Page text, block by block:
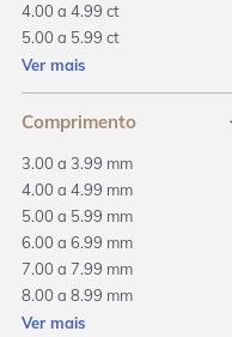
4.00 a 4.99 ct
5.00 a 5.99 ct
6.00 a 6.99 ct
7.00 a 7.99 ct
Ver mais
Comprimento
3.00 a 3.99 mm
4.00 a 4.99 mm
5.00 a 5.99 mm
6.00 a 6.99 mm
7.00 a 7.99 mm
8.00 a 8.99 mm
9.00 a 9.99 mm
Ver mais